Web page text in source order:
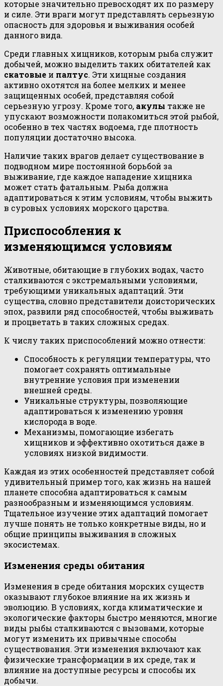
которые значительно превосходят их по размеру
и силе. Эти враги могут представлять серьезную
опасность для здоровья и выживания особей
данного вида.
Среди главных хищников, которым рыба служит
добычей, можно выделить таких обитателей как
скатовые и палтус. Эти хищные создания
активно охотятся на более мелких и менее
защищенных особей, представляя собой
серьезную угрозу. Кроме того, акулы также не
упускают возможности полакомиться этой рыбой,
особенно в тех частях водоема, где плотность
популяции достаточно высока.
Наличие таких врагов делает существование в
подводном мире постоянной борьбой за
выживание, где каждое нападение хищника
может стать фатальным. Рыба должна
адаптироваться к этим условиям, чтобы выжить
в суровых условиях морского царства.
Приспособления к
изменяющимся условиям
Животные, обитающие в глубоких водах, часто
сталкиваются с экстремальными условиями,
требующими уникальных адаптаций. Эти
существа, словно представители доисторических
эпох, развили ряд способностей, чтобы выживать
и процветать в таких сложных средах.
К числу таких приспособлений можно отнести:
Способность к регуляции температуры, что
помогает сохранять оптимальные
внутренние условия при изменении
внешней среды.
Уникальные структуры, позволяющие
адаптироваться к изменению уровня
кислорода в воде.
Механизмы, помогающие избегать
хищников и эффективно охотиться даже в
условиях низкой видимости.
Каждая из этих особенностей представляет собой
удивительный пример того, как жизнь на нашей
планете способна адаптироваться к самым
разнообразным и изменяющимся условиям.
Тщательное изучение этих адаптаций помогает
лучше понять не только конкретные виды, но и
общие принципы выживания в сложных
экосистемах.
Изменения среды обитания
Изменения в среде обитания морских существ
оказывают глубокое влияние на их жизнь и
эволюцию. В условиях, когда климатические и
экологические факторы быстро меняются, многие
виды рыбы сталкиваются с вызовами, которые
могут изменить их привычные способы
существования. Эти изменения включают как
физические трансформации в их среде, так и
влияние на доступные ресурсы и способы их
добычи.